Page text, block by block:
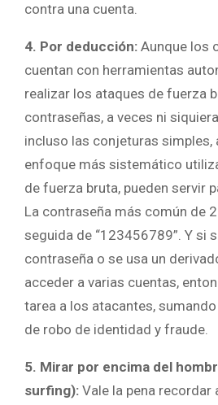
contra una cuenta.
4. Por deducción: Aunque los
cuentan con herramientas
realizar los ataques de fuerza
contraseñas, a veces ni
incluso las conjeturas simples,
enfoque más sistemático
de fuerza bruta, pueden servir
La contraseña más común de
seguida de “123456789”. Y si
contraseña o se usa un
acceder a varias cuentas,
tarea a los atacantes,
de robo de identidad y fraude.
5. Mirar por encima del
surfing): Vale la pena recordar